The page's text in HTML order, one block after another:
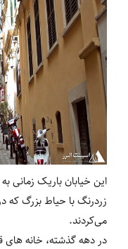
این خیابان باریک زمانی
زردرنگ با حیاط بزرگ که
می‌کردند.
در دهه گذشته، خانه های